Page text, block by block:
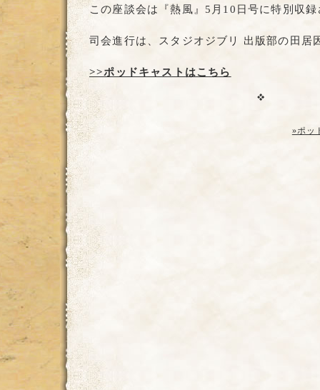
この座談会は『熱風』5月10日号に特別収
司会進行は、スタジオジブリ 出版部の田居
>>ポッドキャストはこちら
»ポッ